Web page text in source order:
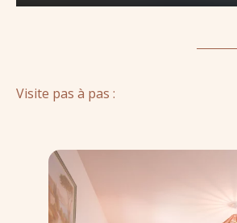
Visite pas à pas :